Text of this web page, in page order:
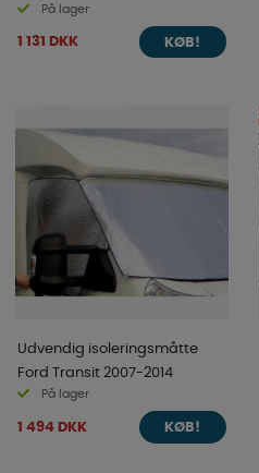
På lager
1 131 DKK KØB!
Udvendig isoleringsmåtte
Ford Transit 2007-2014
På lager
1 494 DKK KØB!